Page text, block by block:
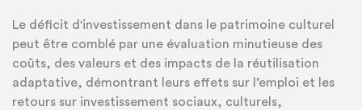
Le déficit d'investissement dans le patrimoine culturel
peut être comblé par une évaluation minutieuse des
coûts, des valeurs et des impacts de la réutilisation
adaptative, démontrant leurs effets sur l’emploi et les
retours sur investissement sociaux, culturels,